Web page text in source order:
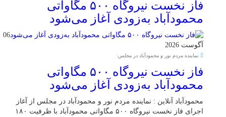
فاز نخست نیروگاه ۵۰۰ مگاواتی
محمودآباد به‌زودی آغاز می‌شود
06
آگوست 2026
نماینده مردم نور و محمودآباد در مجلس:
فاز نخست نیروگاه ۵۰۰ مگاواتی
محمودآباد به‌زودی آغاز می‌شود
محمودآباد آنلاین : نماینده مردم نور و محمودآباد در مجلس از آغاز
اجرای فاز نخست نیروگاه ۵۰۰ مگاواتی محمودآباد با ظرفیت ۱۸۰